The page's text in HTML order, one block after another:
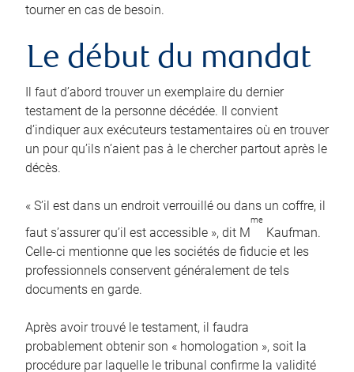
tourner en cas de besoin.
Le début du mandat
Il faut d’abord trouver un exemplaire du dernier
testament de la personne décédée. Il convient
d’indiquer aux exécuteurs testamentaires où en trouver
un pour qu’ils n’aient pas à le chercher partout après le
décès.
« S’il est dans un endroit verrouillé ou dans un coffre, il
faut s’assurer qu’il est accessible », dit M
me
Kaufman.
Celle-ci mentionne que les sociétés de fiducie et les
professionnels conservent généralement de tels
documents en garde.
Après avoir trouvé le testament, il faudra
probablement obtenir son « homologation », soit la
procédure par laquelle le tribunal confirme la validité